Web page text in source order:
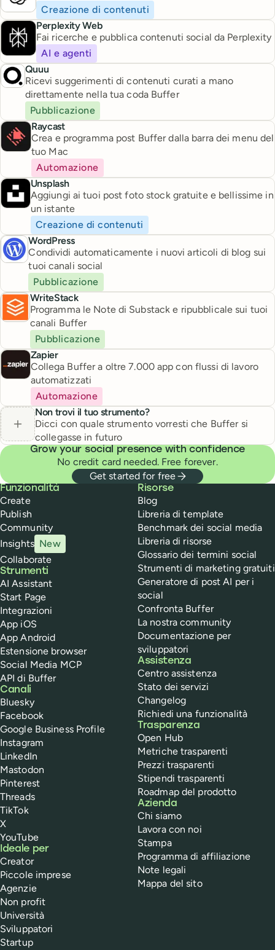
Creazione di contenuti
Perplexity Web
Fai ricerche e pubblica contenuti social da Perplexity
AI e agenti
Quuu
Ricevi suggerimenti di contenuti curati a mano
direttamente nella tua coda Buffer
Pubblicazione
Raycast
Crea e programma post Buffer dalla barra dei menu del
tuo Mac
Automazione
Unsplash
Aggiungi ai tuoi post foto stock gratuite e bellissime in
un istante
Creazione di contenuti
WordPress
Condividi automaticamente i nuovi articoli di blog sui
tuoi canali social
Pubblicazione
WriteStack
Programma le Note di Substack e ripubblicale sui tuoi
canali Buffer
Pubblicazione
Zapier
Collega Buffer a oltre 7.000 app con flussi di lavoro
automatizzati
Automazione
Non trovi il tuo strumento?
Dicci con quale strumento vorresti che Buffer si
collegasse in futuro
Grow your social presence with confidence
No credit card needed. Free forever.
Get started for free
Buffer
Funzionalità
Create
Publish
Community
Insights New
Collaborate
Strumenti
AI Assistant
Start Page
Integrazioni
App iOS
App Android
Estensione browser
Social Media MCP
API di Buffer
Canali
Bluesky
Facebook
Google Business Profile
Instagram
LinkedIn
Mastodon
Pinterest
Threads
TikTok
X
YouTube
Ideale per
Creator
Piccole imprese
Agenzie
Non profit
Università
Sviluppatori
Startup
Risorse
Blog
Libreria di template
Benchmark dei social media
Libreria di risorse
Glossario dei termini social
Strumenti di marketing gratuiti
Generatore di post AI per i
social
Confronta Buffer
La nostra community
Documentazione per
sviluppatori
Assistenza
Centro assistenza
Stato dei servizi
Changelog
Richiedi una funzionalità
Trasparenza
Open Hub
Metriche trasparenti
Prezzi trasparenti
Stipendi trasparenti
Roadmap del prodotto
Azienda
Chi siamo
Lavora con noi
Stampa
Programma di affiliazione
Note legali
Mappa del sito